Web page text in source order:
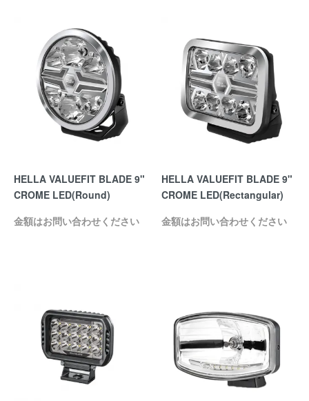
HELLA VALUEFIT BLADE 9"
CROME LED(Round)
金額はお問い合わせください
HELLA VALUEFIT BLADE 9"
CROME LED(Rectangular)
金額はお問い合わせください